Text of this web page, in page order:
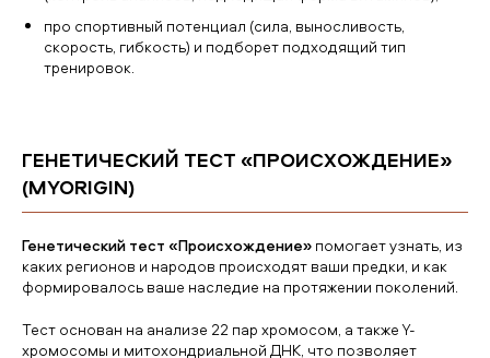
про спортивный потенциал (сила, выносливость,
скорость, гибкость) и подборет подходящий тип
тренировок.
ГЕНЕТИЧЕСКИЙ ТЕСТ «ПРОИСХОЖДЕНИЕ»
(MYORIGIN)
Генетический тест «Происхождение» помогает узнать, из
каких регионов и народов происходят ваши предки, и как
формировалось ваше наследие на протяжении поколений.
Тест основан на анализе 22 пар хромосом, а также Y-
хромосомы и митохондриальной ДНК, что позволяет